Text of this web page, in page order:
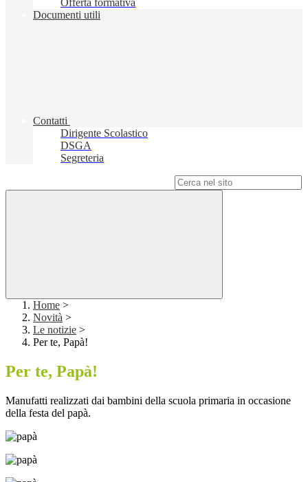
Offerta formativa
Documenti utili
Contatti
Dirigente Scolastico
DSGA
Segreteria
Home >
Novità >
Le notizie >
Per te, Papà!
Per te, Papà!
Manufatti realizzati dai bambini della scuola primaria in occasione
della festa del papà.